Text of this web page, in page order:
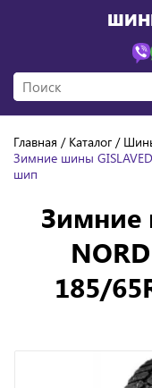
Главная Каталог
Зимние шины
шип
Зимние
185/